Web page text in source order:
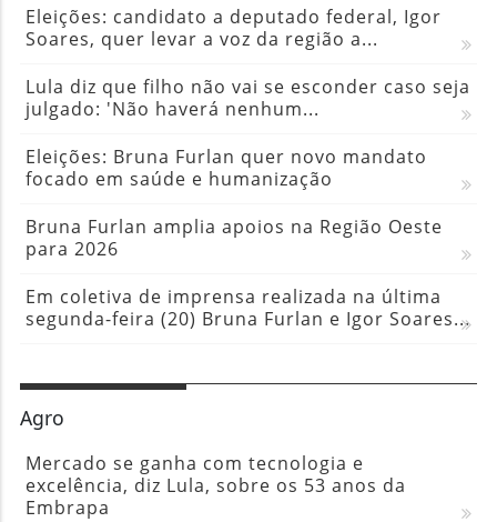
Eleições: candidato a deputado federal, Igor
Soares, quer levar a voz da região a...
Lula diz que filho não vai se esconder caso seja
julgado: 'Não haverá nenhum...
Eleições: Bruna Furlan quer novo mandato
focado em saúde e humanização
Bruna Furlan amplia apoios na Região Oeste
para 2026
Em coletiva de imprensa realizada na última
segunda-feira (20) Bruna Furlan e Igor Soares...
Agro
Mercado se ganha com tecnologia e
excelência, diz Lula, sobre os 53 anos da
Embrapa